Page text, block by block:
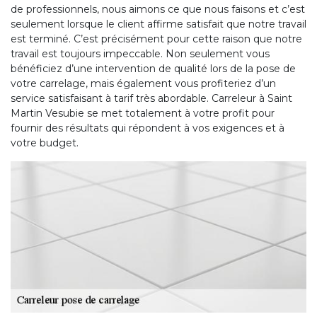
de professionnels, nous aimons ce que nous faisons et c’est
seulement lorsque le client affirme satisfait que notre travail
est terminé. C’est précisément pour cette raison que notre
travail est toujours impeccable. Non seulement vous
bénéficiez d’une intervention de qualité lors de la pose de
votre carrelage, mais également vous profiteriez d’un
service satisfaisant à tarif très abordable. Carreleur à Saint
Martin Vesubie se met totalement à votre profit pour
fournir des résultats qui répondent à vos exigences et à
votre budget.